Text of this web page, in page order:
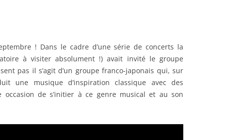
LIENS
À PROPOS…
! Dans le cadre d’une série de concerts la
à visiter absolument !) avait invité le groupe
pas il s’agit d’un groupe franco-japonais qui, sur
une musique d’inspiration classique avec des
occasion de s’initier à ce genre musical et au son